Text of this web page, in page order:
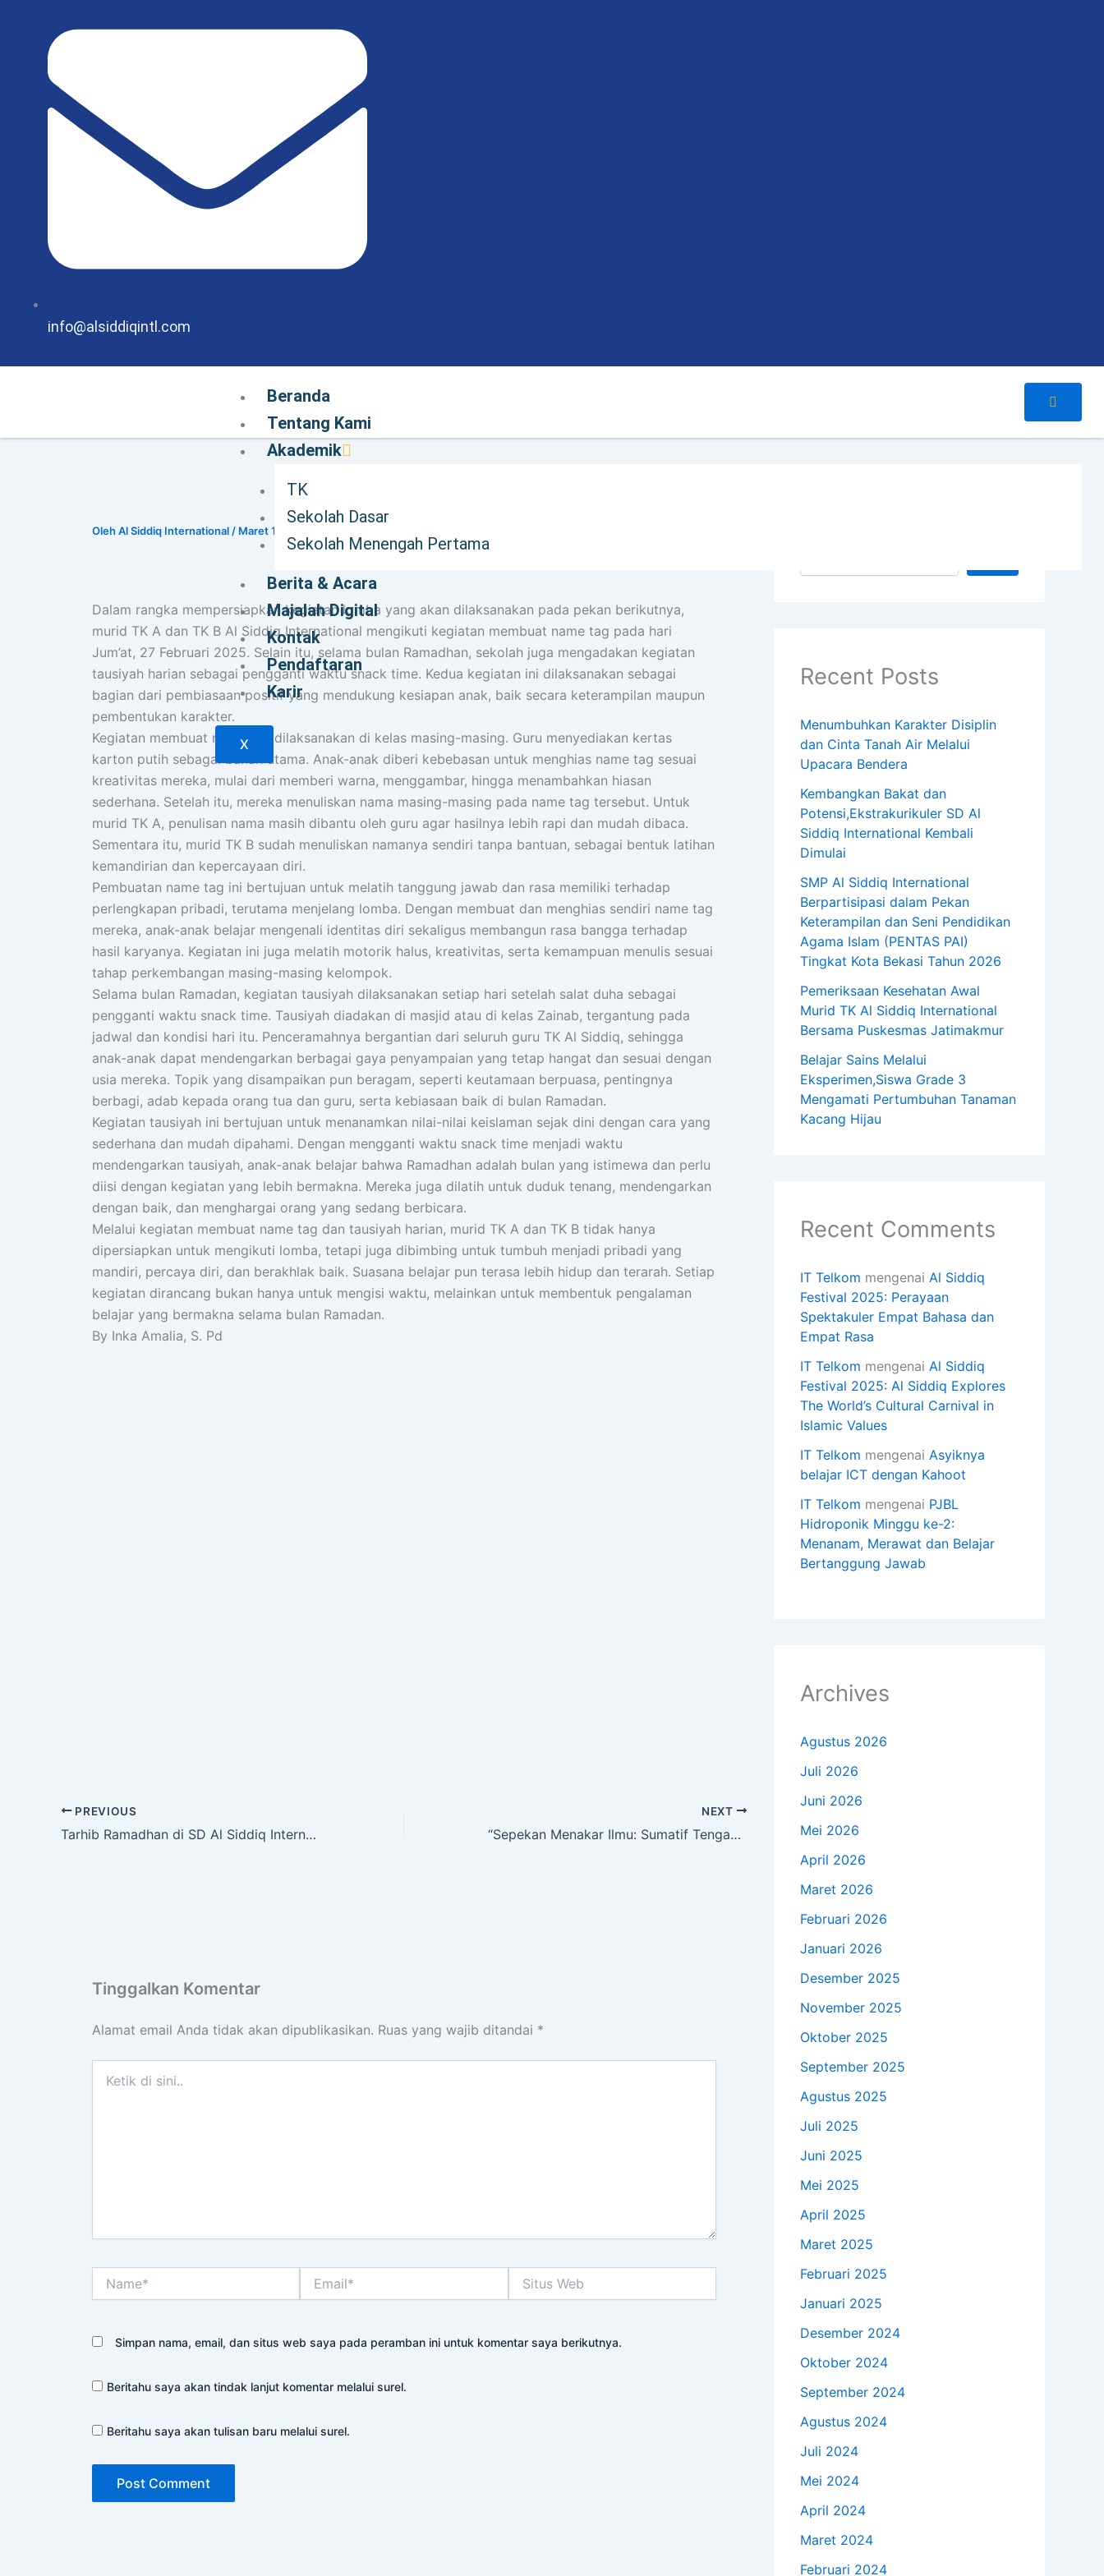
info@alsiddiqintl.com
Beranda
Tentang Kami
Akademik
TK
Sekolah Dasar
Sekolah Menengah Pertama
Berita & Acara
Majalah Digital
Kontak
Pendaftaran
Karir
X
OlehAl Siddiq International / Maret 10, 2026
Dalam rangka mempersiapkan kegiatan lomba yang akan dilaksanakan pada pekan berikutnya,
murid TK A dan TK B Al Siddiq International mengikuti kegiatan membuat name tag pada hari
Jum’at, 27 Februari 2025. Selain itu, selama bulan Ramadhan, sekolah juga mengadakan kegiatan
tausiyah harian sebagai pengganti waktu snack time. Kedua kegiatan ini dilaksanakan sebagai
bagian dari pembiasaan positif yang mendukung kesiapan anak, baik secara keterampilan maupun
pembentukan karakter.
Kegiatan membuat name tag dilaksanakan di kelas masing-masing. Guru menyediakan kertas
karton putih sebagai bahan utama. Anak-anak diberi kebebasan untuk menghias name tag sesuai
kreativitas mereka, mulai dari memberi warna, menggambar, hingga menambahkan hiasan
sederhana. Setelah itu, mereka menuliskan nama masing-masing pada name tag tersebut. Untuk
murid TK A, penulisan nama masih dibantu oleh guru agar hasilnya lebih rapi dan mudah dibaca.
Sementara itu, murid TK B sudah menuliskan namanya sendiri tanpa bantuan, sebagai bentuk latihan
kemandirian dan kepercayaan diri.
Pembuatan name tag ini bertujuan untuk melatih tanggung jawab dan rasa memiliki terhadap
perlengkapan pribadi, terutama menjelang lomba. Dengan membuat dan menghias sendiri name tag
mereka, anak-anak belajar mengenali identitas diri sekaligus membangun rasa bangga terhadap
hasil karyanya. Kegiatan ini juga melatih motorik halus, kreativitas, serta kemampuan menulis sesuai
tahap perkembangan masing-masing kelompok.
Selama bulan Ramadan, kegiatan tausiyah dilaksanakan setiap hari setelah salat duha sebagai
pengganti waktu snack time. Tausiyah diadakan di masjid atau di kelas Zainab, tergantung pada
jadwal dan kondisi hari itu. Penceramahnya bergantian dari seluruh guru TK Al Siddiq, sehingga
anak-anak dapat mendengarkan berbagai gaya penyampaian yang tetap hangat dan sesuai dengan
usia mereka. Topik yang disampaikan pun beragam, seperti keutamaan berpuasa, pentingnya
berbagi, adab kepada orang tua dan guru, serta kebiasaan baik di bulan Ramadan.
Kegiatan tausiyah ini bertujuan untuk menanamkan nilai-nilai keislaman sejak dini dengan cara yang
sederhana dan mudah dipahami. Dengan mengganti waktu snack time menjadi waktu
mendengarkan tausiyah, anak-anak belajar bahwa Ramadhan adalah bulan yang istimewa dan perlu
diisi dengan kegiatan yang lebih bermakna. Mereka juga dilatih untuk duduk tenang, mendengarkan
dengan baik, dan menghargai orang yang sedang berbicara.
Melalui kegiatan membuat name tag dan tausiyah harian, murid TK A dan TK B tidak hanya
dipersiapkan untuk mengikuti lomba, tetapi juga dibimbing untuk tumbuh menjadi pribadi yang
mandiri, percaya diri, dan berakhlak baik. Suasana belajar pun terasa lebih hidup dan terarah. Setiap
kegiatan dirancang bukan hanya untuk mengisi waktu, melainkan untuk membentuk pengalaman
belajar yang bermakna selama bulan Ramadan.
By Inka Amalia, S. Pd
PREVIOUS
Tarhib Ramadhan di SD Al Siddiq International Menyambut Bulan Suci dengan Penuh Kegembiraan
NEXT
“Sepekan Menakar Ilmu: Sumatif Tengah Semester (STS) SMP Al Siddiq Internatioal dalam Balutan Teknologi ”
Tinggalkan Komentar
Alamat email Anda tidak akan dipublikasikan. Ruas yang wajib ditandai *
Web
Simpan nama, email, dan situs web saya pada peramban ini untuk komentar saya berikutnya.
Beritahu saya akan tindak lanjut komentar melalui surel.
Beritahu saya akan tulisan baru melalui surel.
Recent Posts
Menumbuhkan Karakter Disiplin
dan Cinta Tanah Air Melalui
Upacara Bendera
Kembangkan Bakat dan
Potensi,Ekstrakurikuler SD Al
Siddiq International Kembali
Dimulai
SMP Al Siddiq International
Berpartisipasi dalam Pekan
Keterampilan dan Seni Pendidikan
Agama Islam (PENTAS PAI)
Tingkat Kota Bekasi Tahun 2026
Pemeriksaan Kesehatan Awal
Murid TK Al Siddiq International
Bersama Puskesmas Jatimakmur
Belajar Sains Melalui
Eksperimen,Siswa Grade 3
Mengamati Pertumbuhan Tanaman
Kacang Hijau
Recent Comments
IT Telkom mengenai Al Siddiq
Festival 2025: Perayaan
Spektakuler Empat Bahasa dan
Empat Rasa
IT Telkom mengenai Al Siddiq
Festival 2025: Al Siddiq Explores
The World’s Cultural Carnival in
Islamic Values
IT Telkom mengenai Asyiknya
belajar ICT dengan Kahoot
IT Telkom mengenai PJBL
Hidroponik Minggu ke-2:
Menanam, Merawat dan Belajar
Bertanggung Jawab
Archives
Agustus 2026
Juli 2026
Juni 2026
Mei 2026
April 2026
Maret 2026
Februari 2026
Januari 2026
Desember 2025
November 2025
Oktober 2025
September 2025
Agustus 2025
Juli 2025
Juni 2025
Mei 2025
April 2025
Maret 2025
Februari 2025
Januari 2025
Desember 2024
Oktober 2024
September 2024
Agustus 2024
Juli 2024
Mei 2024
April 2024
Maret 2024
Februari 2024